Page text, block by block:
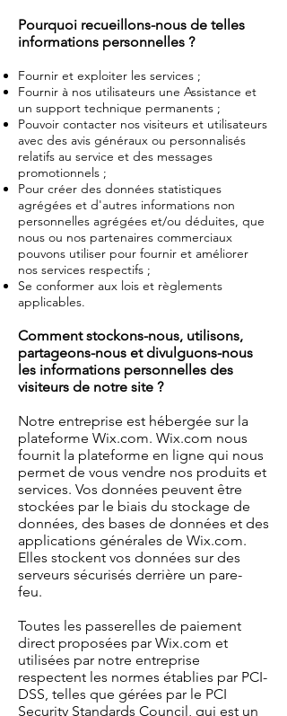
Pourquoi recueillons-nous de telles
informations personnelles ?
Fournir et exploiter les services ;
Fournir à nos utilisateurs une Assistance et
un support technique permanents ;
Pouvoir contacter nos visiteurs et utilisateurs
avec des avis généraux ou personnalisés
relatifs au service et des messages
promotionnels ;
Pour créer des données statistiques
agrégées et d'autres informations non
personnelles agrégées et/ou déduites, que
nous ou nos partenaires commerciaux
pouvons utiliser pour fournir et améliorer
nos services respectifs ;
Se conformer aux lois et règlements
applicables.
Comment stockons-nous, utilisons,
partageons-nous et divulguons-nous
les informations personnelles des
visiteurs de notre site ?
Notre entreprise est hébergée sur la
plateforme Wix.com. Wix.com nous
fournit la plateforme en ligne qui nous
permet de vous vendre nos produits et
services. Vos données peuvent être
stockées par le biais du stockage de
données, des bases de données et des
applications générales de Wix.com.
Elles stockent vos données sur des
serveurs sécurisés derrière un pare-
feu.
Toutes les passerelles de paiement
direct proposées par Wix.com et
utilisées par notre entreprise
respectent les normes établies par PCI-
DSS, telles que gérées par le PCI
Security Standards Council, qui est un